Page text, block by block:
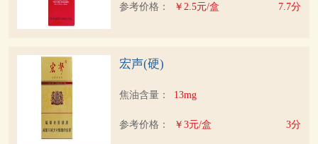
参考价格： ￥2.5元/盒 7.7分
宏声(硬)
焦油含量： 13mg
参考价格： ￥3元/盒 3分